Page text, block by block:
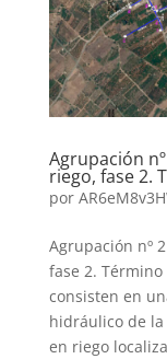
Agrupación
riego, fase 2.
por
Agrupación nº
fase 2.
consisten en
hidráulico de
en riego